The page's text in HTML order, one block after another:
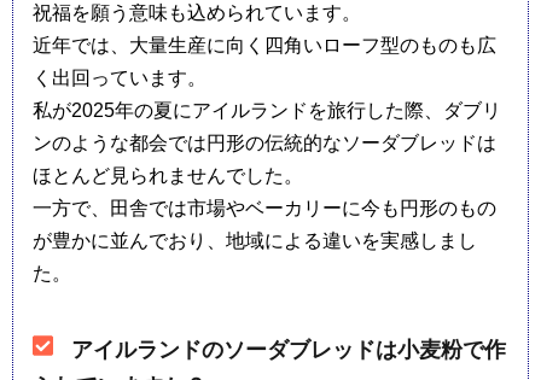
祝福を願う意味も込められています。
近年では、大量生産に向く四角いローフ型のものも広
く出回っています。
私が2025年の夏にアイルランドを旅行した際、ダブリ
ンのような都会では円形の伝統的なソーダブレッドは
ほとんど見られませんでした。
一方で、田舎では市場やベーカリーに今も円形のもの
が豊かに並んでおり、地域による違いを実感しまし
た。
アイルランドのソーダブレッドは小麦粉で作